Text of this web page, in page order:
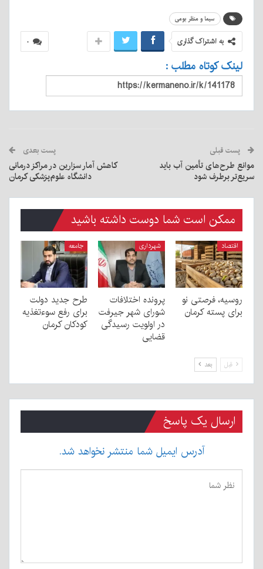
سیما و منظر بومی
۰ به اشتراک گذاری
لینک کوتاه مطلب :
پست قبلی
موانع طرح‌های تأمین آب باید
سریع‌تر برطرف شود
پست بعدی
کاهش آمار سزارین در مراکز درمانی
دانشگاه علوم‌پزشکی کرمان
ممکن است شما دوست داشته باشید
اقتصاد
روسیه، فرصتی نو
برای پسته کرمان
شهرداری
پرونده اختلافات
شورای شهر جیرفت
در اولویت رسیدگی
قضایی
جامعه
طرح جدید دولت
برای رفع سوءتغذیه
کودکان کرمان
قبل بعد
ارسال یک پاسخ
آدرس ایمیل شما منتشر نخواهد شد.